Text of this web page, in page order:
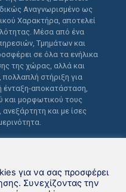
Αναγνωρισμένο ως
Χαρακτήρα, αποτελεί
Μέσα από ένα
Τμημάτων και
σε όλα τα ενήλικα
της χώρας, αλλά και
στήριξη για
ένταξη-αποκατάσταση,
και μορφωτικού τους
και με ίσες
για να σας προσφέρει
Συνεχίζοντας την